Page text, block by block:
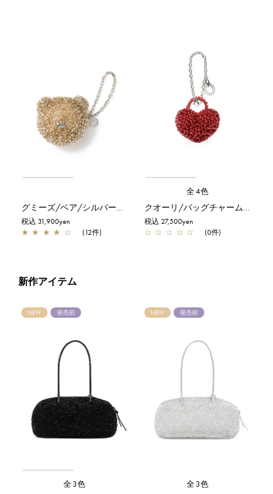
グミーズ/ベア/シルバーゴールド
税込 31,900yen
★ ★ ★ ★ ☆ (12件)
全4色
クオーリ/バッグチャーム/エナメルレッド
税込 27,500yen
☆ ☆ ☆ ☆ ☆ (0件)
新作アイテム
NEW 発売前
全3色
NEW 発売前
全3色